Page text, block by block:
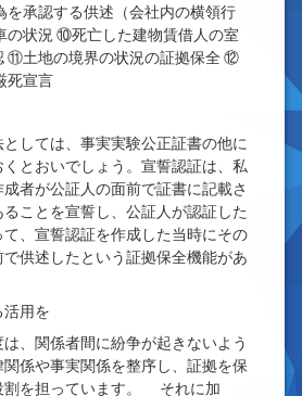
承認する供述（会社内の横領行
状況 ⑩死亡した建物賃借人の室
⑪土地の境界の状況の証拠保全 ⑫
死宣言
しては、事実実験公正証書の他に
とおいでしょう。宣誓認証は、私
者が公証人の面前で証書に記載さ
ことを宣誓し、公証人が認証した
、宣誓認証を作成した当時にその
供述したという証拠保全機能があ
活用を
、関係者間に紛争が起きないよう
係や事実関係を整序し、証拠を保
割を担っています。 それに加